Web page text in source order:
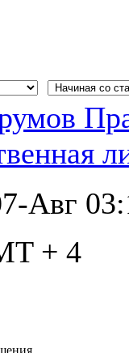
Авг
+ 4